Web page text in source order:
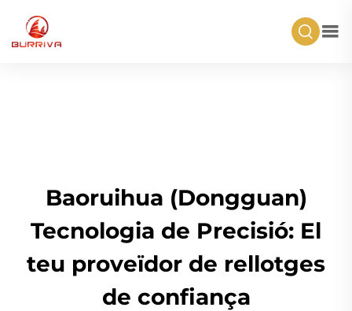
Baoruihua (Dongguan)
Tecnologia de Precisió: El
teu proveïdor de rellotges
de confiança